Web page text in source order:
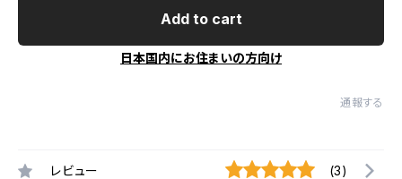
Add to cart
日本国内にお住まいの方向け
通報する
レビュー (3)